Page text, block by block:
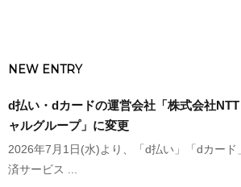
NEW ENTRY
d払い・dカードの運営会社「株式会社
ャルグループ」に変更
2026年7月1日(水)より、「d払い」「dカー
済サービス ...